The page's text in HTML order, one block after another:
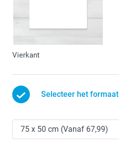
Vierkant
Selecteer het formaat